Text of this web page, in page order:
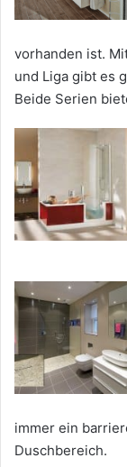
vorhanden ist.
und Liga gibt es
Beide Serien
immer ein
Duschbereich.